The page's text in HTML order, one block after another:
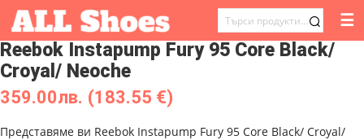
ТЪРСЕНЕ
ЗА:
☰
Reebok Instapump Fury 95 Core Black/
Croyal/ Neoche
359.00лв. (183.55 €)
Представяме ви Reebok Instapump Fury 95 Core Black/ Croyal/